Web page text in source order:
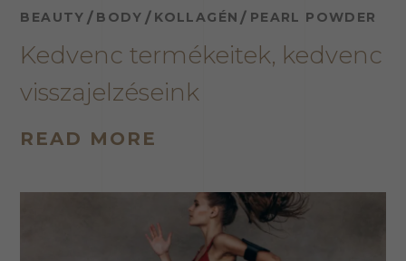
BEAUTY
BODY KOLLAGÉN PEARL POWDER
Kedvenc termékeitek, kedvenc
visszajelzéseink
READ MORE